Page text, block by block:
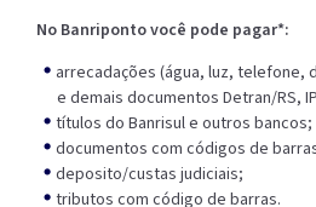
No Banriponto você pode pagar*:
arrecadações (água, luz, telefone,
e demais documentos Detran/RS,
títulos do Banrisul e outros bancos;
documentos com códigos de
deposito/custas judiciais;
tributos com código de barras.